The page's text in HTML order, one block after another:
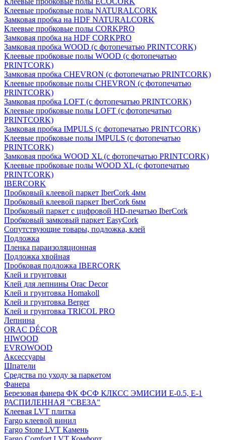
Клеевые пробковые полы NATURALCORK
Замковая пробка на HDF NATURALCORK
Клеевые пробковые полы CORKPRO
Замковая пробка на HDF CORKPRO
Замковая пробка WOOD (с фотопечатью PRINTCORK)
Клеевые пробковые полы WOOD (с фотопечатью
PRINTCORK)
Замковая пробка CHEVRON (с фотопечатью PRINTCORK)
Клеевые пробковые полы CHEVRON (с фотопечатью
PRINTCORK)
Замковая пробка LOFT (с фотопечатью PRINTCORK)
Клеевые пробковые полы LOFT (с фотопечатью
PRINTCORK)
Замковая пробка IMPULS (с фотопечатью PRINTCORK)
Клеевые пробковые полы IMPULS (с фотопечатью
PRINTCORK)
Замковая пробка WOOD XL (с фотопечатью PRINTCORK)
Клеевые пробковые полы WOOD XL (с фотопечатью
PRINTCORK)
IBERCORK
Пробковый клеевой паркет IberCork 4мм
Пробковый клеевой паркет IberCork 6мм
Пробковый паркет с цифровой HD-печатью IberCork
Пробковый замковый паркет EasyCork
Сопутствующие товары, подложка, клей
Подложка
Пленка параизоляционная
Подложка хвойная
Пробковая подложка IBERCORK
Клей и грунтовки
Клей для лепнины Orac Decor
Клей и грунтовка Homakoll
Клей и грунтовка Berger
Клей и грунтовка TRICOL PRO
Лепнина
ORAC DÉCOR
HIWOOD
EVROWOOD
Аксессуары
Шпатели
Средства по уходу за паркетом
Фанера
Березовая фанера ФК ФСФ КЛКСС ЭМИСИИ Е-0.5, Е-1
РАСПИЛЕННАЯ "СВЕЗА"
Клеевая LVT плитка
Fargo клеевой винил
Fargo Stone LVT Камень